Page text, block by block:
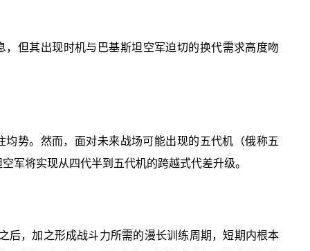
但其出现时机与巴基斯坦空军迫切的换代需求高度吻
势。然而，面对未来战场可能出现的五代机（俄称五
军将实现从四代半到五代机的跨越式代差升级。
后，加之形成战斗力所需的漫长训练周期，短期内根本